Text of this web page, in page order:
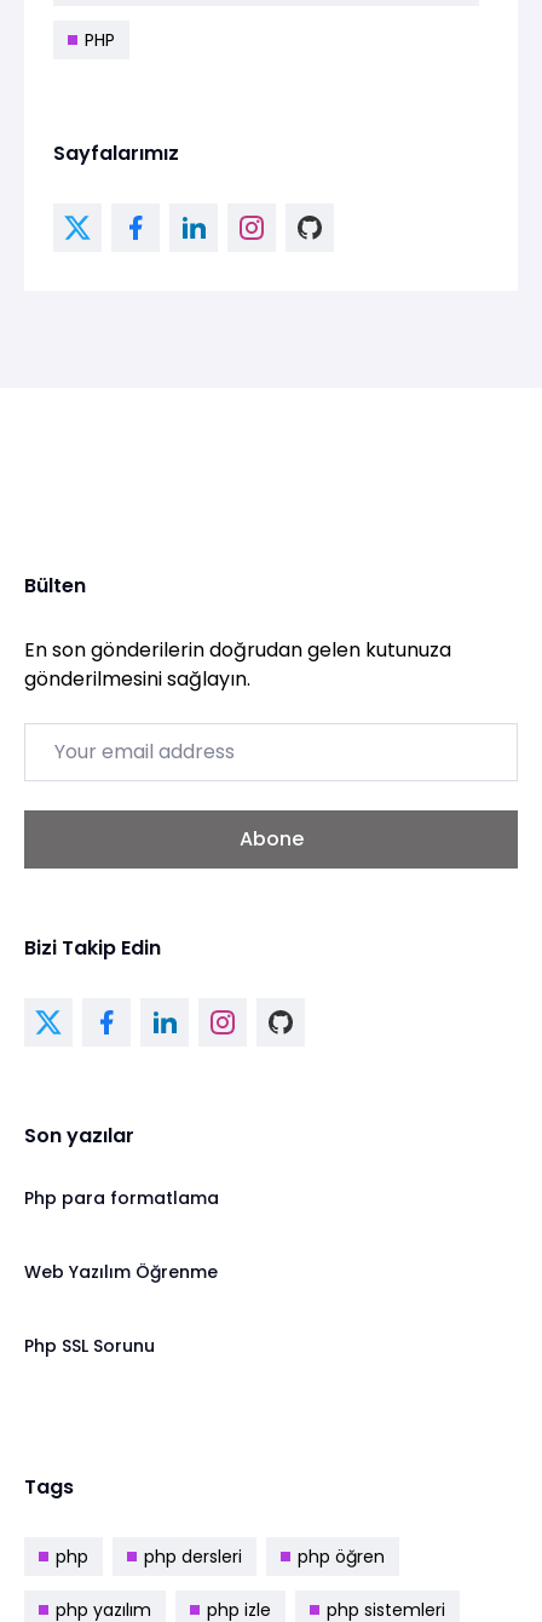
PHP
Sayfalarımız
Bülten
En son gönderilerin doğrudan gelen kutunuza
gönderilmesini sağlayın.
Abone
Bizi Takip Edin
Son yazılar
Php para formatlama
Web Yazılım Öğrenme
Php SSL Sorunu
Tags
php php dersleri php öğren
php yazılım php izle php sistemleri